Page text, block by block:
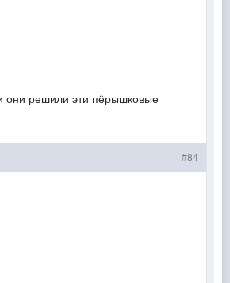
они решили эти пёрышковые
#84